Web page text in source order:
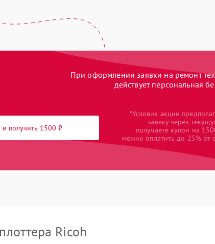
При оформлении заявки на ремонт
действует персональная
и получить 1500 ₽
*Условия акции
заявку через
получаете купон на
можно оплатить до 25% от
Ricoh